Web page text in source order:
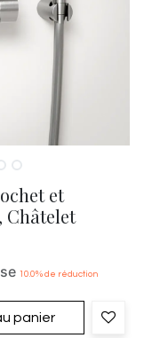
et
Châtelet
10.0% de réduction
panier